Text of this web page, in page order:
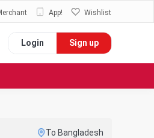
App! Wishlist
Login Sign up
To Bangladesh